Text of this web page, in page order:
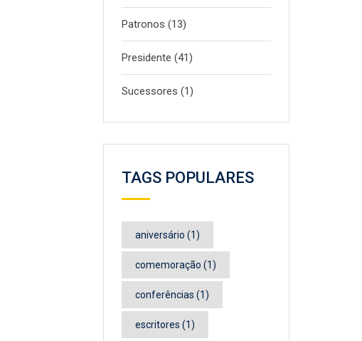
Patronos (13)
Presidente (41)
Sucessores (1)
TAGS POPULARES
aniversário (1)
comemoração (1)
conferências (1)
escritores (1)